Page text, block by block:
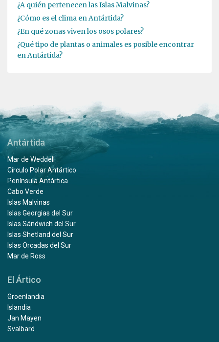
¿A quién pertenecen las Islas Malvinas?
¿Cómo es el clima en Antártida?
¿En qué zonas viven los osos polares?
¿Qué tipo de plantas o animales es posible encontrar
en Antártida?
Antártida
Mar de Weddell
Círculo Polar Antártico
Península Antártica
Cabo Verde
Islas Malvinas
Islas Georgias del Sur
Islas Sándwich del Sur
Islas Shetland del Sur
Islas Orcadas del Sur
Mar de Ross
El Ártico
Groenlandia
Islandia
Jan Mayen
Svalbard